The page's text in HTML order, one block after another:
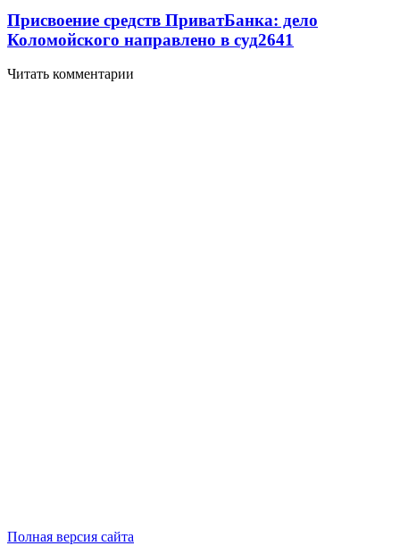
Присвоение средств ПриватБанка: дело
Коломойского направлено в суд2641
Читать комментарии
Полная версия сайта